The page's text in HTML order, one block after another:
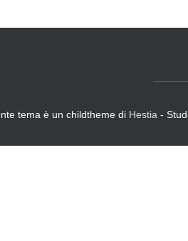
tema è un childtheme di Hestia -